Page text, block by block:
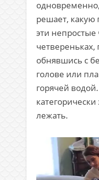
решает, какую
эти непростые
обнявшись с
голове или
горячей
лежать.